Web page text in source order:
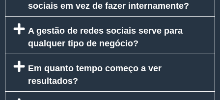
sociais em vez de fazer internamente?
A gestão de redes sociais serve para
qualquer tipo de negócio?
Em quanto tempo começo a ver
resultados?